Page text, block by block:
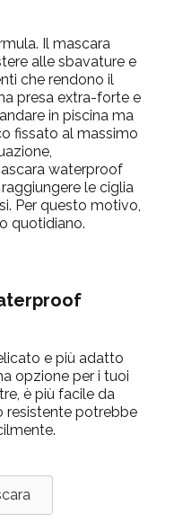
Il mascara
alle sbavature e
che rendono il
presa extra-forte e
in piscina ma
fissato al massimo
waterproof
le ciglia
Per questo motivo,
quotidiano.
e più adatto
opzione per i tuoi
è più facile da
resistente potrebbe